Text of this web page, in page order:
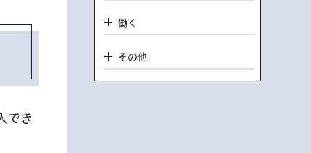
でき
働く
その他